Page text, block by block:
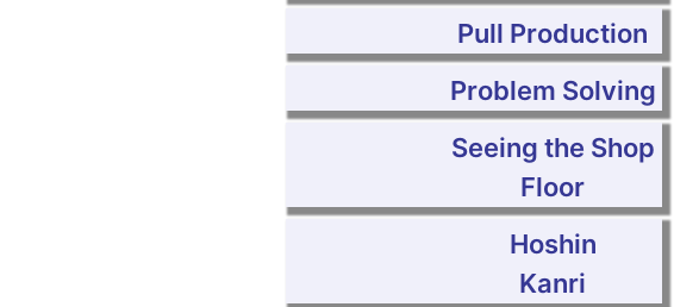
Pull Production
Problem Solving
Seeing the Shop
Floor
Hoshin
Kanri